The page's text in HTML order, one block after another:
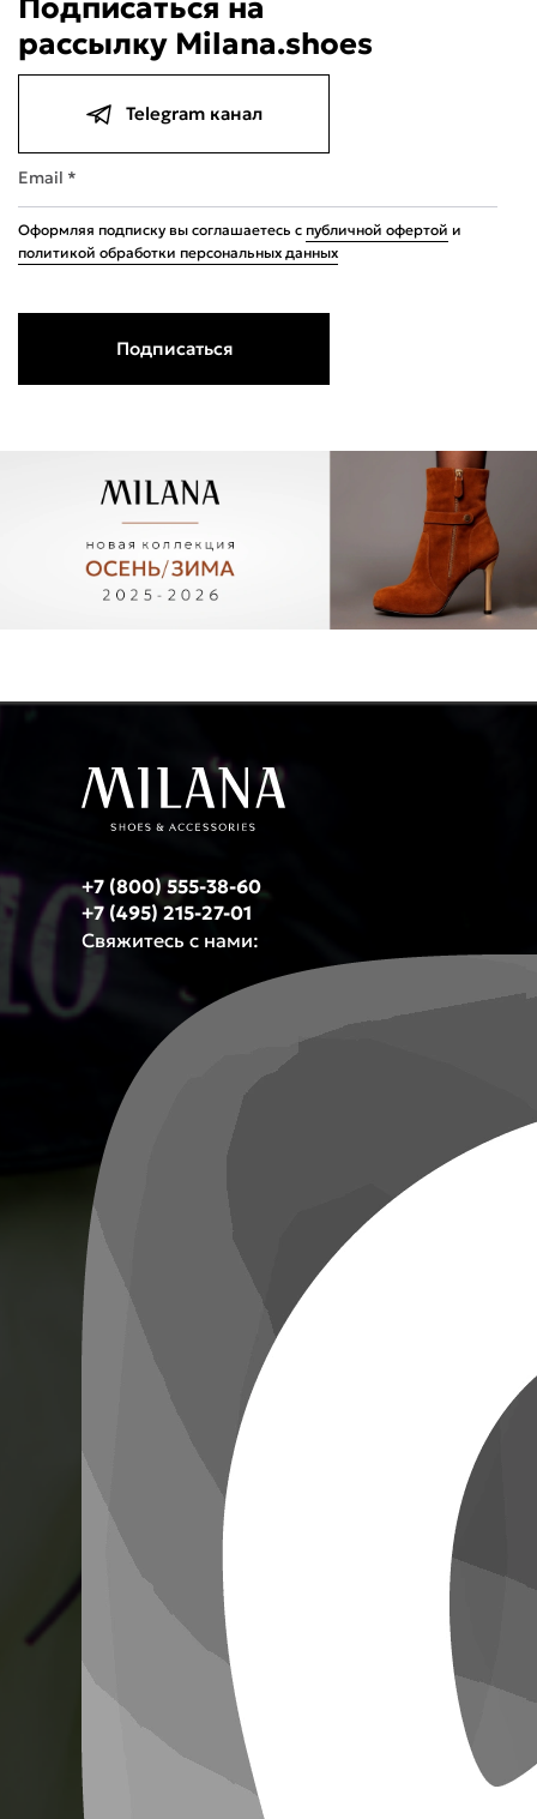
ПоделиМоккаДавай делить
Сегодня
110 ₽
22 августа
110 ₽
05 сентября
110 ₽
19 сентября
110 ₽
Без комиссий и переплат
Подписаться на
рассылку Milana.shoes
Telegram канал
Email *
Оформляя подписку вы соглашаетесь с публичной офертой и
политикой обработки персональных данных
Подписаться
+7 (800) 555-38-60
+7 (495) 215-27-01
Свяжитесь с нами:
Поделится